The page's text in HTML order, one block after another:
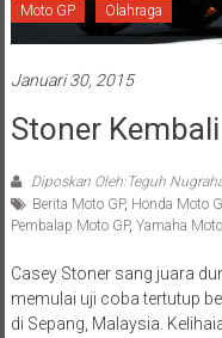
Moto GP Olahraga
Januari 30, 2015
Stoner
Diposkan Oleh:Teguh
Berita Moto GP, Honda Moto
Pembalap Moto GP, Yamaha
Casey Stoner sang juara
memulai uji coba tertutup
di Sepang, Malaysia.